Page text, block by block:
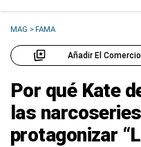
MAG >FAMA
Añadir El
Por qué Kate
las
protagonizar